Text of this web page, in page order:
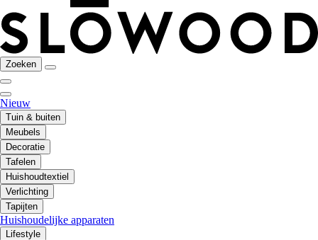
Zoeken
Nieuw
Tuin & buiten
Meubels
Decoratie
Tafelen
Huishoudtextiel
Verlichting
Tapijten
Huishoudelijke apparaten
Lifestyle